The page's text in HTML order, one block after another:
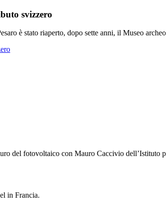
svizzero
è stato riaperto, dopo sette anni, il Museo
del fotovoltaico con Mauro Caccivio dell’Istituto